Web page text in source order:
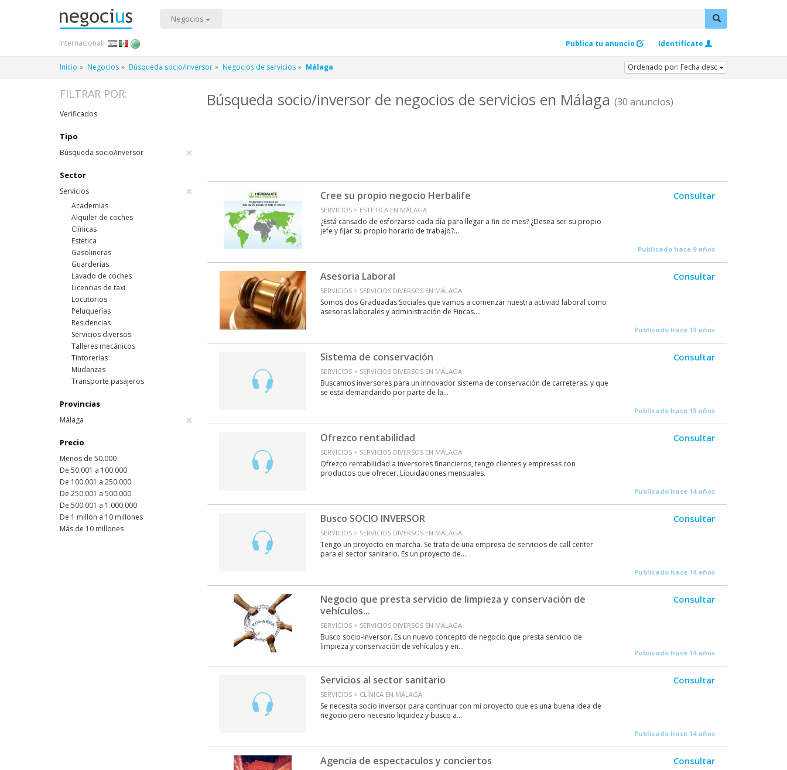
Negocios
Publica tu anuncio Identifícate
Internacional:
Inicio Negocios Búsqueda socio/inversor Negocios de servicios Málaga Ordenado por: Fecha desc
Búsqueda socio/inversor de negocios de servicios en Málaga (30 anuncios)
Cree su propio negocio Herbalife
SERVICIOS > ESTÉTICA EN MÁLAGA
¿Está cansado de esforzarse cada día para llegar a fin de mes? ¿Desea ser su propio
jefe y fijar su propio horario de trabajo?...
Consultar
Publicado hace 9 años
Asesoria Laboral
SERVICIOS > SERVICIOS DIVERSOS EN MÁLAGA
Somos dos Graduadas Sociales que vamos a comenzar nuestra activiad laboral como
asesoras laborales y administración de Fincas....
Consultar
Publicado hace 13 años
Sistema de conservación
SERVICIOS > SERVICIOS DIVERSOS EN MÁLAGA
Buscamos inversores para un innovador sistema de conservación de carreteras. y que
se esta demandando por parte de la...
Consultar
Publicado hace 13 años
Ofrezco rentabilidad
SERVICIOS > SERVICIOS DIVERSOS EN MÁLAGA
Ofrezco rentabilidad a inversores financieros, tengo clientes y empresas con
productos que ofrecer. Liquidaciones mensuales.
Consultar
Publicado hace 14 años
Busco SOCIO INVERSOR
SERVICIOS > SERVICIOS DIVERSOS EN MÁLAGA
Tengo un proyecto en marcha. Se trata de una empresa de servicios de call center
para el sector sanitario. Es un proyecto de...
Consultar
Publicado hace 14 años
Negocio que presta servicio de limpieza y conservación de
vehículos...
SERVICIOS > SERVICIOS DIVERSOS EN MÁLAGA
Busco socio-inversor. Es un nuevo concepto de negocio que presta servicio de
limpieza y conservación de vehículos y en...
Consultar
Publicado hace 14 años
Servicios al sector sanitario
SERVICIOS > CLÍNICA EN MÁLAGA
Se necesita socio inversor para continuar con mi proyecto que es una buena idea de
negocio pero necesito liquidez y busco a...
Consultar
Publicado hace 14 años
Agencia de espectaculos y conciertos Consultar
FILTRAR POR:
Verificados
Tipo
Búsqueda socio/inversor ×
Sector
Servicios ×
Academias
Alquiler de coches
Clínicas
Estética
Gasolineras
Guarderías
Lavado de coches
Licencias de taxi
Locutorios
Peluquerías
Residencias
Servicios diversos
Talleres mecánicos
Tintorerías
Mudanzas
Transporte pasajeros
Provincias
Málaga ×
Precio
Menos de 50.000
De 50.001 a 100.000
De 100.001 a 250.000
De 250.001 a 500.000
De 500.001 a 1.000.000
De 1 millón a 10 millones
Más de 10 millones